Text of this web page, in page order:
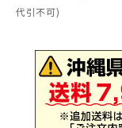
代引不可)